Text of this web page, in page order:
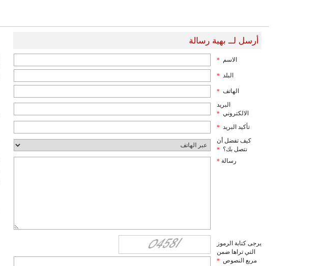
أرسل لــ بهية رسالة
الاسم *
البلد *
الهاتف *
البريد
الالكتروني *
تأكيد البريد *
كيف تفضل أن
نتصل بك؟ *
رسالة *
يرجى كتابة الرموز
التي تراها ضمن
مربع النصوص *